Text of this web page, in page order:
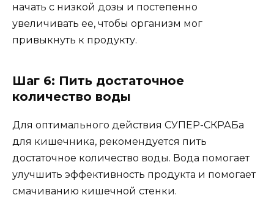
начать с низкой дозы и постепенно
увеличивать ее, чтобы организм мог
привыкнуть к продукту.
Шаг 6: Пить достаточное
количество воды
Для оптимального действия СУПЕР-СКРАБа
для кишечника, рекомендуется пить
достаточное количество воды. Вода помогает
улучшить эффективность продукта и помогает
смачиванию кишечной стенки.